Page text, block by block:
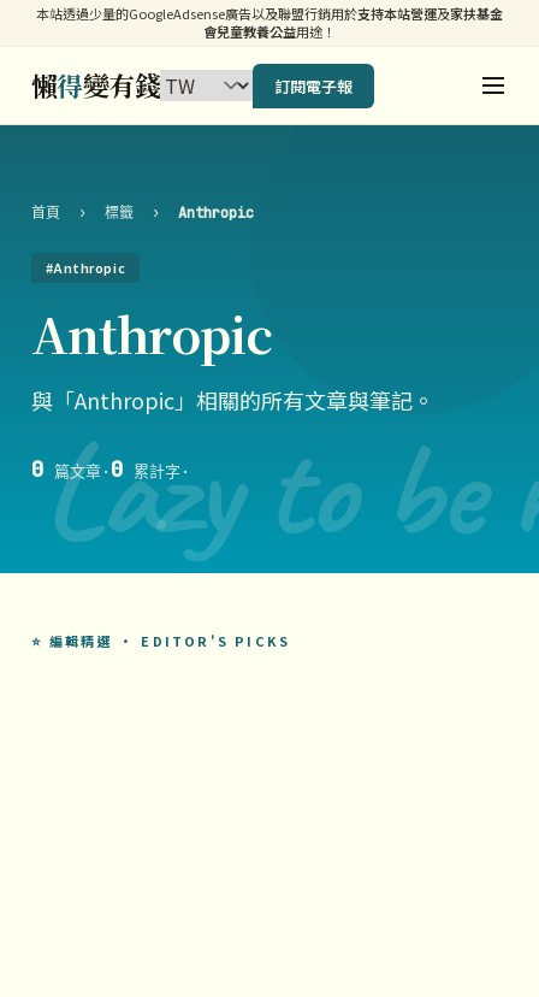
本站透過少量的GoogleAdsense廣告以及聯盟行銷用於支持本站營運及家扶基金
會兒童教養公益用途！
懶得變有錢 訂閱電子報
Lazy to be
首頁 › 標籤 › Anthropic
#Anthropic
Anthropic
與「Anthropic」相關的所有文章與筆記。
0 篇文章· 0 累計字 ·
⭐ 編輯精選 · EDITOR'S PICKS